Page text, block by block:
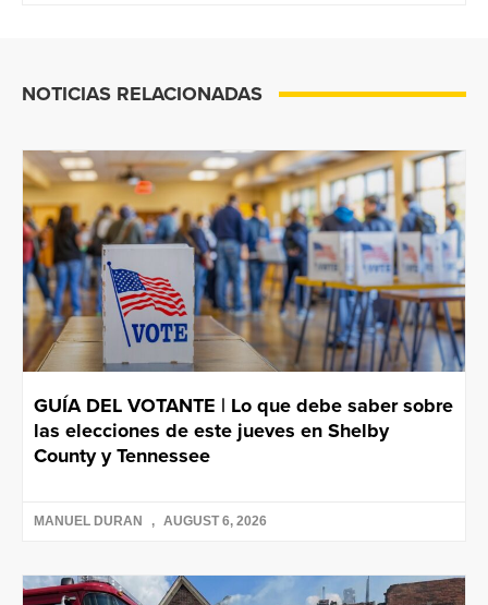
NOTICIAS RELACIONADAS
GUÍA DEL VOTANTE | Lo que debe saber sobre
las elecciones de este jueves en Shelby
County y Tennessee
MANUEL DURAN AUGUST 6, 2026